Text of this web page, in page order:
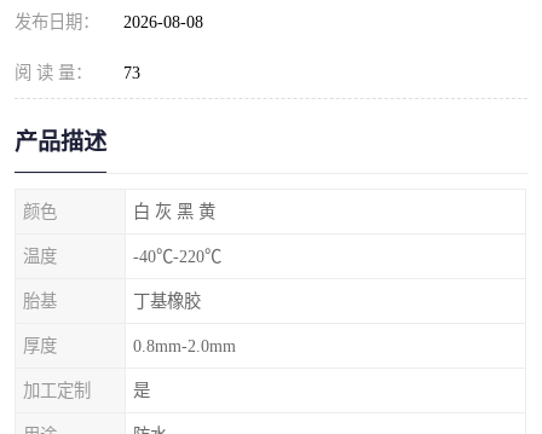
发布日期： 2026-08-08
阅 读 量： 73
产品描述
颜色 白 灰 黑 黄
温度 -40℃-220℃
胎基 丁基橡胶
厚度 0.8mm-2.0mm
加工定制 是